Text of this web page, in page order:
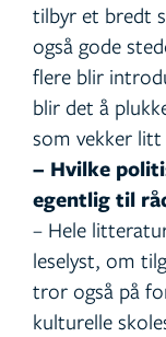
tilbyr et bredt
også gode
flere blir
blir det å
som vekker
– Hvilke
egentlig til
– Hele
leselyst, om
tror også på
kulturelle